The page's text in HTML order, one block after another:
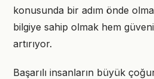
konusunda bir adım önde
bilgiye sahip olmak hem
artırıyor.
Başarılı insanların büyük